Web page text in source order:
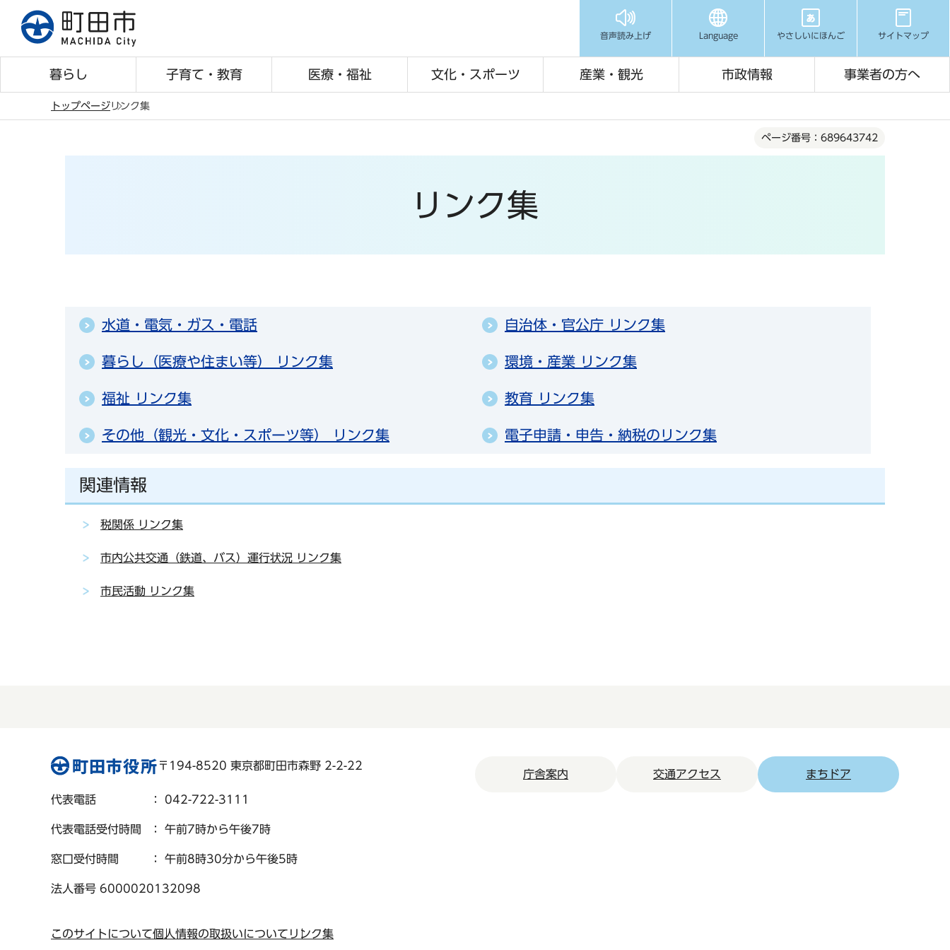
先
音声読み上げ Language やさしいにほんご サイトマップ
暮らし 子育て・教育 医療・福祉 文化・スポーツ 産業・観光 市政情報 事業者の方へ
トップページリンク集
ページ番号：689643742
リンク集
水道・電気・ガス・電話 自治体・官公庁 リンク集
暮らし（医療や住まい等） リンク集 環境・産業 リンク集
福祉 リンク集 教育 リンク集
その他（観光・文化・スポーツ等） リンク集 電子申請・申告・納税のリンク集
関連情報
税関係 リンク集
市内公共交通（鉄道、バス）運行状況 リンク集
市民活動 リンク集
〒194-8520 東京都町田市森野 2-2-22
代表電話 ： 042-722-3111
代表電話受付時間 ： 午前7時から午後7時
窓口受付時間 ： 午前8時30分から午後5時
法人番号 6000020132098
このサイトについて個人情報の取扱いについて リンク集
庁舎案内 交通アクセス まちドア